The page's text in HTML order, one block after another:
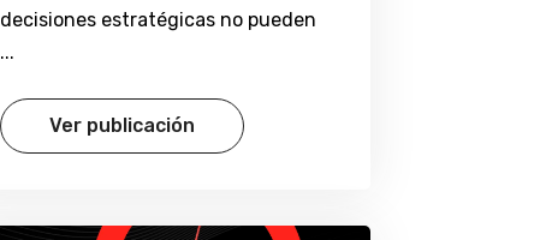
decisiones estratégicas no pueden
...
Ver publicación